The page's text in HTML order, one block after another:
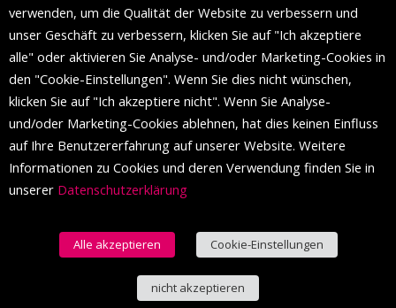
© 2016 Einkaufszentrum von Split. Alle Rechte vorbehalten.
verwenden, um die Qualität der Website zu verbessern und
unser Geschäft zu verbessern, klicken Sie auf "Ich akzeptiere
alle" oder aktivieren Sie Analyse- und/oder Marketing-Cookies in
den "Cookie-Einstellungen". Wenn Sie dies nicht wünschen,
klicken Sie auf "Ich akzeptiere nicht". Wenn Sie Analyse-
und/oder Marketing-Cookies ablehnen, hat dies keinen Einfluss
auf Ihre Benutzererfahrung auf unserer Website. Weitere
Informationen zu Cookies und deren Verwendung finden Sie in
unserer Datenschutzerklärung
Alle akzeptieren Cookie-Einstellungen
nicht akzeptieren